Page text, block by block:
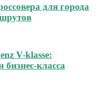
для города
V-klasse:
класса